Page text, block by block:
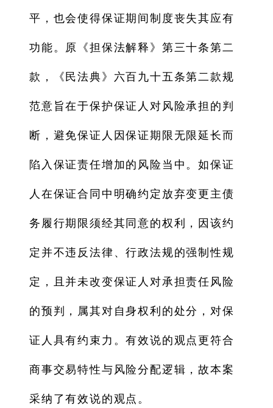
平，也会使得保证期间制度丧失其应有
功能。原《担保法解释》第三十条第二
款，《民法典》六百九十五条第二款规
范意旨在于保护保证人对风险承担的判
断，避免保证人因保证期限无限延长而
陷入保证责任增加的风险当中。如保证
人在保证合同中明确约定放弃变更主债
务履行期限须经其同意的权利，因该约
定并不违反法律、行政法规的强制性规
定，且并未改变保证人对承担责任风险
的预判，属其对自身权利的处分，对保
证人具有约束力。有效说的观点更符合
商事交易特性与风险分配逻辑，故本案
采纳了有效说的观点。